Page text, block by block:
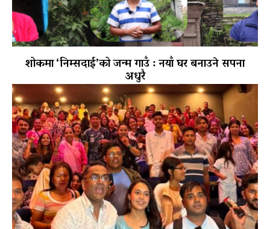
शोकमा ‘निम्सदाई’को जन्म गाउँ : नयाँ घर बनाउने सपना
अधुरै